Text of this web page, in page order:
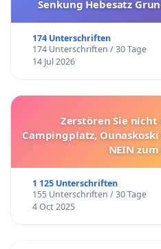
Senkung Hebesatz
174 Unterschriften
174 Unterschriften / 30 Tage
14 Jul 2026
Zerstören Sie nicht
Campingplatz,
NEIN
1 125 Unterschriften
155 Unterschriften / 30 Tage
4 Oct 2025